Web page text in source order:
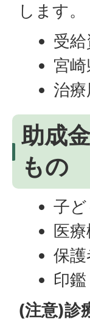
します。
受
宮
治
助成
もの
子
医
保
印鑑
(注意)診